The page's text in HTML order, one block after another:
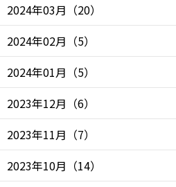
2024年03月 （20）
2024年02月 （5）
2024年01月 （5）
2023年12月 （6）
2023年11月 （7）
2023年10月 （14）